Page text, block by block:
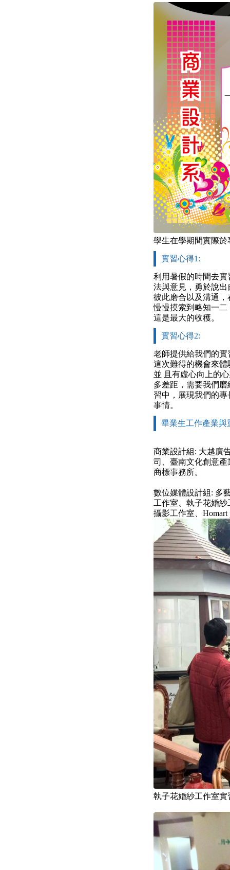
學生在學期間實際
實習心得1:
利用暑假的時間去
法與意見，勇於說
彼此磨合以及溝通
慢慢摸索到略知一
這是最大的收穫。
實習心得2:
老師提供給我們的
這次難得的機會來
並 且有虛心向上的
多差距，需要我們
習中，展現我們的
事情。
畢業生工作產業與
商業設計組: 大越廣
司、臺南文化創意
商標事務所。
數位媒體設計組: 多
工作室、執子花婚
攝影工作室、Homart
執子花婚紗工作室實